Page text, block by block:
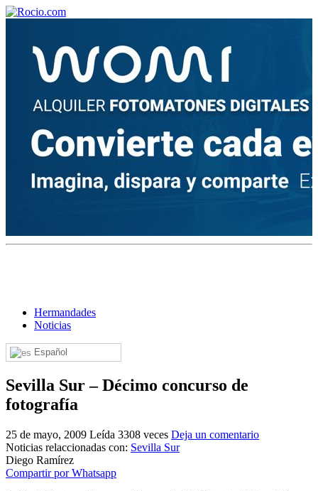
Hermandades
Noticias
Español
Sevilla Sur – Décimo concurso de
fotografía
25 de mayo, 2009 Leída 3308 veces Deja un comentario
Noticias relaccionadas con: Sevilla Sur
Diego Ramírez
Compartir por Whatsapp
¡Bienvenido! Soy el asistente virtual de rocio.com.
¿En qué puedo ayudarte?
¿Cuándo se construyó la primera ermita?
El traslado cada siete años
¿Cuales son los actos principales que se celebran en el
Quiero hacer el camino,¿que tengo que hacer?
En el Rocío, ¿dónde me alojo?